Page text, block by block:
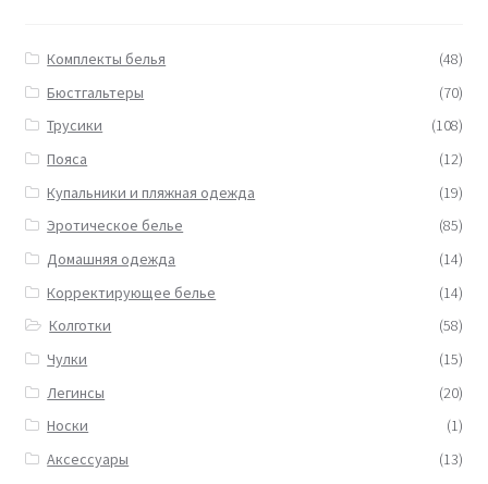
Комплекты белья
(48)
Бюстгальтеры
(70)
Трусики
(108)
Пояса
(12)
Купальники и пляжная одежда
(19)
Эротическое белье
(85)
Домашняя одежда
(14)
Корректирующее белье
(14)
Колготки
(58)
Чулки
(15)
Легинсы
(20)
Носки
(1)
Аксессуары
(13)